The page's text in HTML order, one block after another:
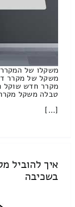
משקלו של
משקל של מקרר
מקרר חדש שוקל
טבלה משקל
[…]
איך להוביל
בשכיבה